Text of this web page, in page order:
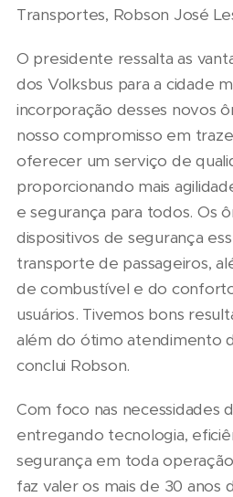
Transportes, Robson José
O presidente ressalta as
dos Volksbus para a cidade
incorporação desses novos
nosso compromisso em
oferecer um serviço de
proporcionando mais
e segurança para todos. Os
dispositivos de segurança
transporte de passageiros,
de combustível e do
usuários. Tivemos bons
além do ótimo atendimento
conclui Robson.
Com foco nas necessidades
entregando tecnologia,
segurança em toda
faz valer os mais de 30 anos